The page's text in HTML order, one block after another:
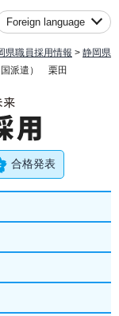
Foreign language
県職員採用情報 > 静岡県
国派遣） 栗田
合格発表